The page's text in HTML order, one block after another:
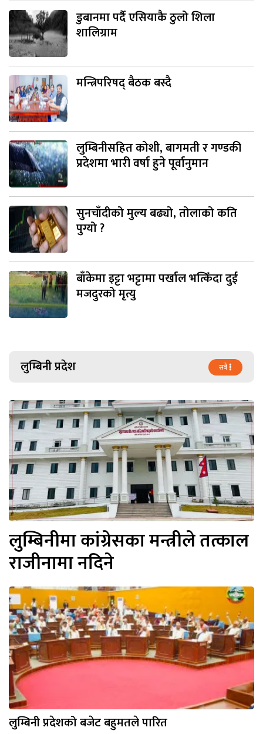
डुबानमा पर्दै एसियाकै ठुलो शिला
शालिग्राम
मन्त्रिपरिषद् बैठक बस्दै
लुम्बिनीसहित कोशी, बागमती र गण्डकी
प्रदेशमा भारी वर्षा हुने पूर्वानुमान
सुनचाँदीको मुल्य बढ्यो, तोलाको कति
पुग्यो ?
बाँकेमा इट्टा भट्टामा पर्खाल भत्किँदा दुई
मजदुरको मृत्यु
लुम्बिनी प्रदेश सबै
लुम्बिनीमा कांग्रेसका मन्त्रीले तत्काल
राजीनामा नदिने
लुम्बिनी प्रदेशको बजेट बहुमतले पारित